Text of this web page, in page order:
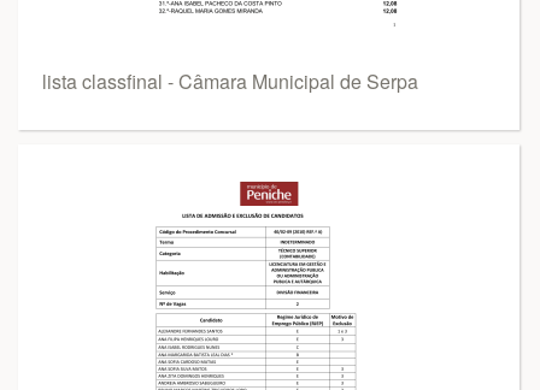
lista classfinal - Câmara Municipal de Serpa